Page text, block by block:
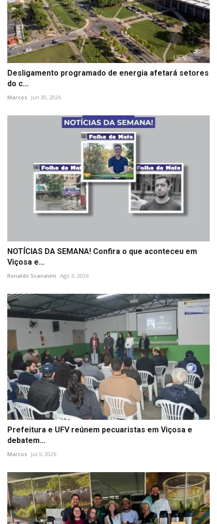
Desligamento programado de energia afetará setores
do c...
Marcos Jun 30, 2026
NOTÍCIAS DA SEMANA! Confira o que aconteceu em
Viçosa e...
Ronaldo Scanavini Ago 3, 2026
Prefeitura e UFV reúnem pecuaristas em Viçosa e
debatem...
Marcos Jul 5, 2026